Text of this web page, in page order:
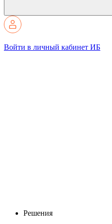
Войти в личный кабинет ИБ
Решения